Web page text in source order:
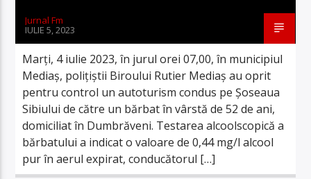
Jurnal Fm
IULIE 5, 2023
Marți, 4 iulie 2023, în jurul orei 07,00, în municipiul
Mediaș, polițiștii Biroului Rutier Mediaș au oprit
pentru control un autoturism condus pe Șoseaua
Sibiului de către un bărbat în vârstă de 52 de ani,
domiciliat în Dumbrăveni. Testarea alcoolscopică a
bărbatului a indicat o valoare de 0,44 mg/l alcool
pur în aerul expirat, conducătorul […]